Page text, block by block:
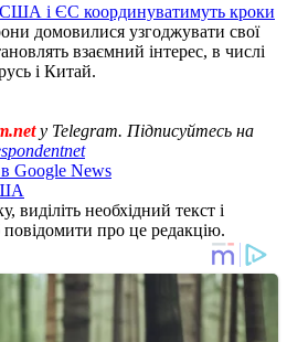
США і ЄС координуватимуть кроки
домовилися узгоджувати свої
взаємний інтерес, в числі
і Китай.
у Telegram. Підписуйтесь на
Google News
необхідний текст і
про це редакцію.